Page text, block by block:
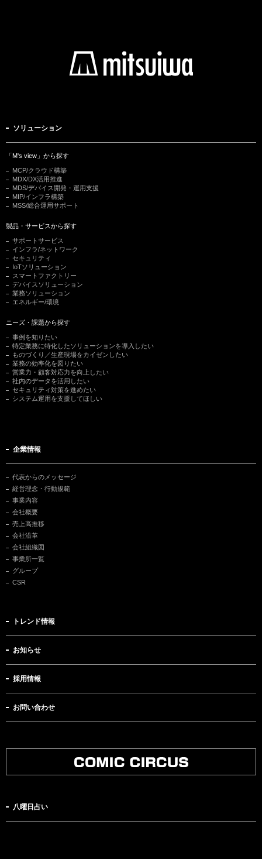
ソリューション
「M's view」から探す
MCP/クラウド構築
MDX/DX活用推進
MDS/デバイス開発・運用支援
MIP/インフラ構築
MSS/総合運用サポート
製品・サービスから探す
サポートサービス
インフラ/ネットワーク
セキュリティ
IoTソリューション
スマートファクトリー
デバイスソリューション
業務ソリューション
エネルギー/環境
ニーズ・課題から探す
事例を知りたい
特定業務に特化したソリューションを導入したい
ものづくり／生産現場をカイゼンしたい
業務の効率化を図りたい
営業力・顧客対応力を向上したい
社内のデータを活用したい
セキュリティ対策を進めたい
システム運用を支援してほしい
企業情報
代表からのメッセージ
経営理念・行動規範
事業内容
会社概要
売上高推移
会社沿革
会社組織図
事業所一覧
グループ
CSR
トレンド情報
お知らせ
採用情報
お問い合わせ
八曜日占い